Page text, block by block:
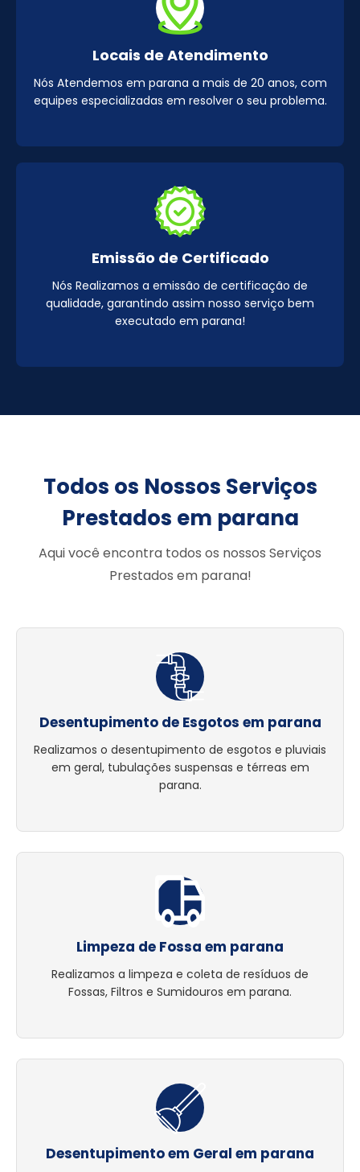
Locais de Atendimento
Nós Atendemos em parana a mais de 20 anos, com
equipes especializadas em resolver o seu problema.
Emissão de Certificado
Nós Realizamos a emissão de certificação de
qualidade, garantindo assim nosso serviço bem
executado em parana!
Todos os Nossos Serviços
Prestados em parana
Aqui você encontra todos os nossos Serviços
Prestados em parana!
Desentupimento de Esgotos em parana
Realizamos o desentupimento de esgotos e pluviais
em geral, tubulações suspensas e térreas em
parana.
Limpeza de Fossa em parana
Realizamos a limpeza e coleta de resíduos de
Fossas, Filtros e Sumidouros em parana.
Desentupimento em Geral em parana